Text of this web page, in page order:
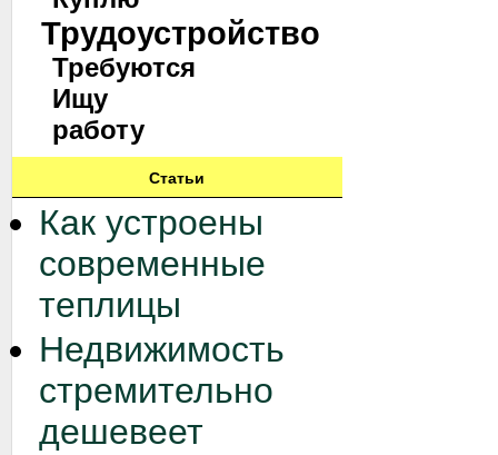
Трудоустройство
Требуются
Ищу
работу
Статьи
Как устроены
современные
теплицы
Недвижимость
стремительно
дешевеет